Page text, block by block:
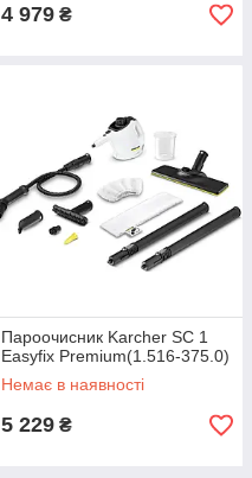
4 979 ₴
Пароочисник Karcher SC 1
Easyfіx Premium(1.516-375.0)
Немає в наявності
5 229 ₴